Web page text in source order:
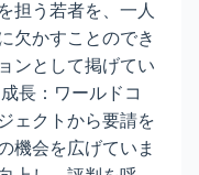
担う若者を、一人
欠かすことのでき
ンとして掲げてい
長：ワールドコ
ェクトから要請を
機会を広げていま